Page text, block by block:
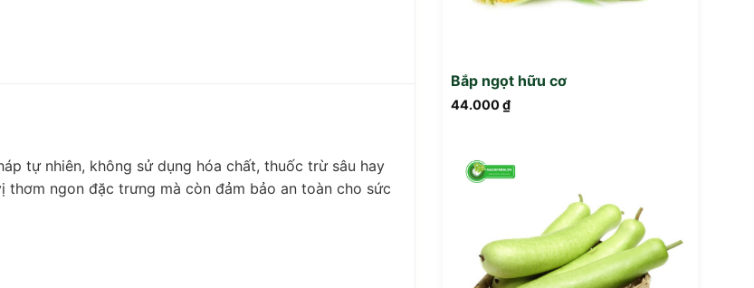
tự nhiên, không sử dụng hóa chất, thuốc trừ sâu hay
ngon đặc trưng mà còn đảm bảo an toàn cho sức
Bắp ngọt hữu cơ
44.000₫